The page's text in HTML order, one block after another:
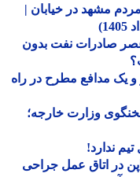
مشهد در خیابان |
صادرات نفت بدون
مدافع مطرح در راه
وزارت خارجه؛